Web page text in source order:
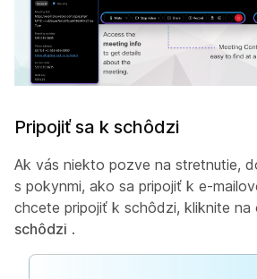
Pripojiť sa k schôdzi
Ak vás niekto pozve na stretnutie,
s pokynmi, ako sa pripojiť k e-
chcete pripojiť k schôdzi, kliknite na
schôdzi .